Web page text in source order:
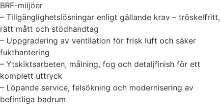
BRF-miljöer
– Tillgänglighetslösningar enligt gällande krav – tröskelfritt,
rätt mått och stödhandtag
– Uppgradering av ventilation för frisk luft och säker
fukthantering
– Ytskiktsarbeten, målning, fog och detaljfinish för ett
komplett uttryck
– Löpande service, felsökning och modernisering av
befintliga badrum